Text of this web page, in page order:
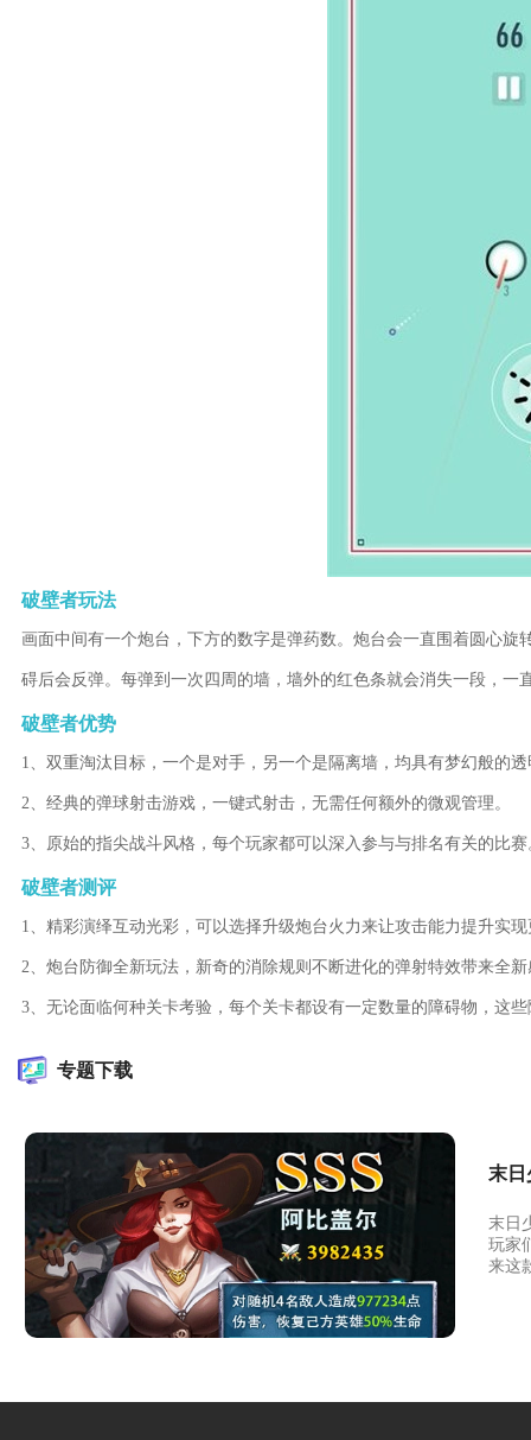
破壁者玩法
画面中间有一个炮台，下方的数字是弹药数。炮台会一直围着圆心
碍后会反弹。每弹到一次四周的墙，墙外的红色条就会消失一段，一
破壁者优势
1、双重淘汰目标，一个是对手，另一个是隔离墙，均具有梦幻般的
2、经典的弹球射击游戏，一键式射击，无需任何额外的微观管理。
3、原始的指尖战斗风格，每个玩家都可以深入参与与排名有关的比赛
破壁者测评
1、精彩演绎互动光彩，可以选择升级炮台火力来让攻击能力提升实
2、炮台防御全新玩法，新奇的消除规则不断进化的弹射特效带来全
3、无论面临何种关卡考验，每个关卡都设有一定数量的障碍物，这
专题下载
末日
末日
玩家
来这